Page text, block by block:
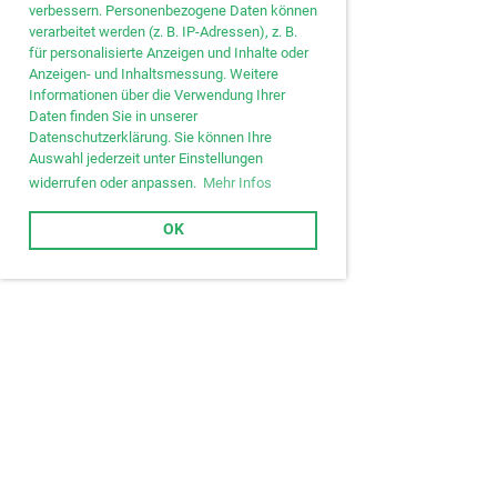
verbessern. Personenbezogene Daten können
verarbeitet werden (z. B. IP-Adressen), z. B.
für personalisierte Anzeigen und Inhalte oder
Anzeigen- und Inhaltsmessung. Weitere
Informationen über die Verwendung Ihrer
Daten finden Sie in unserer
Datenschutzerklärung. Sie können Ihre
Auswahl jederzeit unter Einstellungen
widerrufen oder anpassen. Mehr Infos
OK